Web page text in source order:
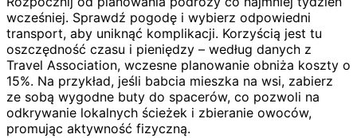
wcześniej. Sprawdź pogodę i wybierz odpowiedni
transport, aby uniknąć komplikacji. Korzyścią jest tu
oszczędność czasu i pieniędzy – według danych z
Travel Association, wczesne planowanie obniża koszty o
15%. Na przykład, jeśli babcia mieszka na wsi, zabierz
ze sobą wygodne buty do spacerów, co pozwoli na
odkrywanie lokalnych ścieżek i zbieranie owoców,
promując aktywność fizyczną.